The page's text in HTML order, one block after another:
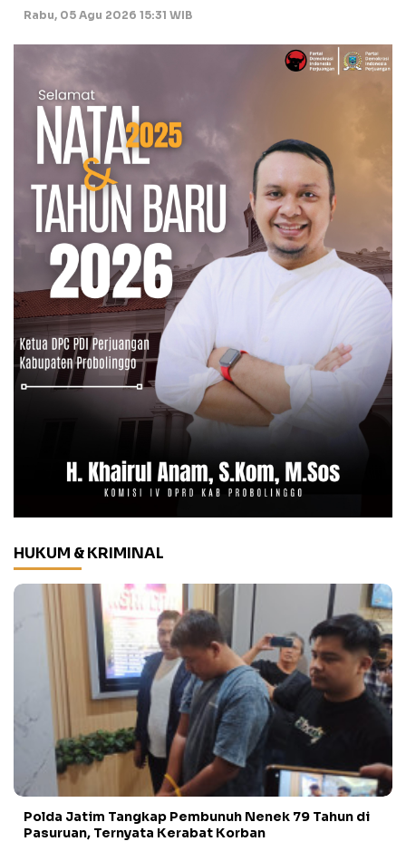
Rabu, 05 Agu 2026 15:31 WIB
HUKUM & KRIMINAL
Polda Jatim Tangkap Pembunuh Nenek 79 Tahun di
Pasuruan, Ternyata Kerabat Korban